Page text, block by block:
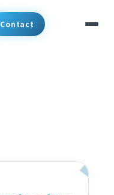
Contact